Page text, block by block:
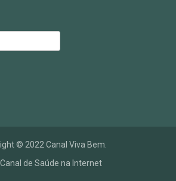
© 2022 Canal Viva Bem.
de Saúde na Internet